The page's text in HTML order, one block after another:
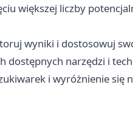
większej liczby
wyniki i dostosowuj
dostępnych narzędzi i
i wyróżnienie się